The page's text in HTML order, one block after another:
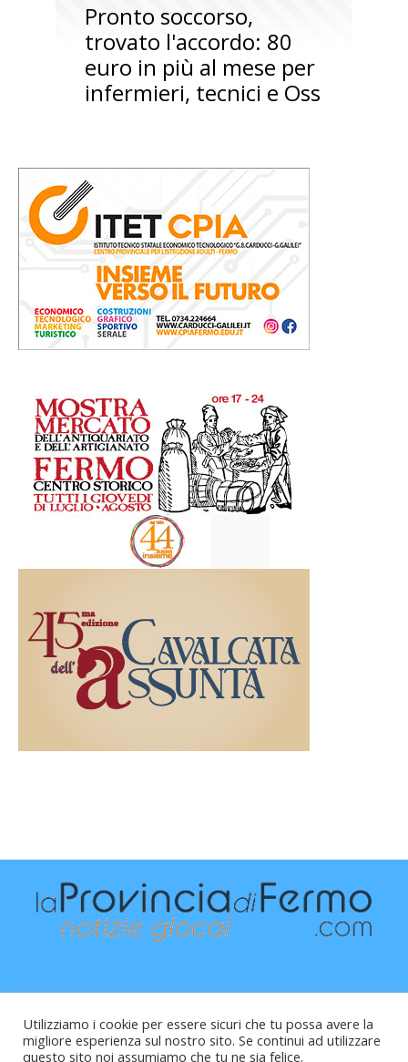
Pronto soccorso,
trovato l'accordo: 80
euro in più al mese per
infermieri, tecnici e Oss
Utilizziamo i cookie per essere sicuri che tu possa avere la
migliore esperienza sul nostro sito. Se continui ad utilizzare
questo sito noi assumiamo che tu ne sia felice.